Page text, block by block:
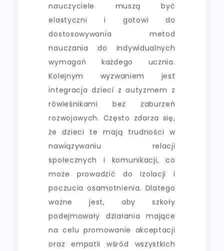
nauczyciele muszą być
elastyczni i gotowi do
dostosowywania metod
nauczania do indywidualnych
wymagań każdego ucznia.
Kolejnym wyzwaniem jest
integracja dzieci z autyzmem z
rówieśnikami bez zaburzeń
rozwojowych. Często zdarza się,
że dzieci te mają trudności w
nawiązywaniu relacji
społecznych i komunikacji, co
może prowadzić do izolacji i
poczucia osamotnienia. Dlatego
ważne jest, aby szkoły
podejmowały działania mające
na celu promowanie akceptacji
oraz empatii wśród wszystkich